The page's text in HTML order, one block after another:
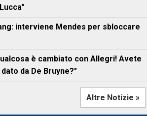
interviene Mendes per sbloccare
è cambiato con Allegri! Avete
da De Bruyne?"
Altre Notizie »